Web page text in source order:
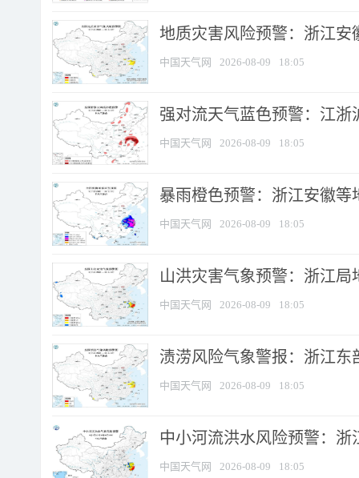
地质灾害风险预警：浙江安
中国天气网 2026-08-09 18:05
强对流天气蓝色预警：江浙
中国天气网 2026-08-09 18:05
暴雨橙色预警：浙江安徽等
中国天气网 2026-08-09 18:05
山洪灾害气象预警：浙江
中国天气网 2026-08-09 18:05
渍涝风险气象警报：浙江
中国天气网 2026-08-09 18:05
中小河流洪水风险预警：
中国天气网 2026-08-09 18:05